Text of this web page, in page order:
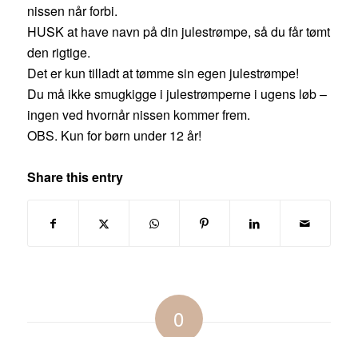
nissen når forbi.
HUSK at have navn på din julestrømpe, så du får tømt
den rigtige.
Det er kun tilladt at tømme sin egen julestrømpe!
Du må ikke smugkigge i julestrømperne i ugens løb –
ingen ved hvornår nissen kommer frem.
OBS. Kun for børn under 12 år!
Share this entry
0